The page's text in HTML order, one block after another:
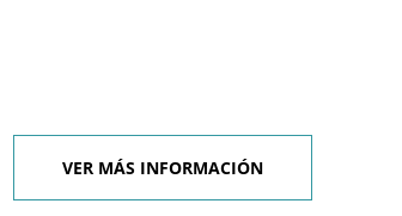
VER MÁS INFORMACIÓN